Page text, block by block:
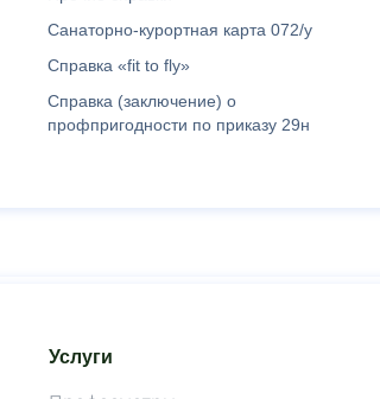
Санаторно-курортная карта 072/у
Справка «fit to fly»
Справка (заключение) о
профпригодности по приказу 29н
Услуги